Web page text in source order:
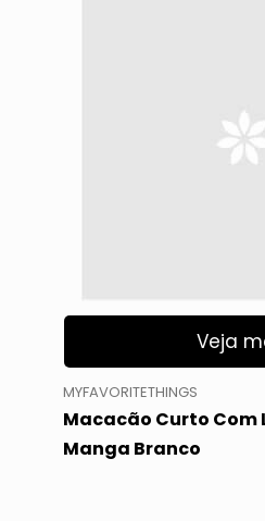
Veja
MYFAVORITETHINGS
Macacão Curto Com
Manga Branco